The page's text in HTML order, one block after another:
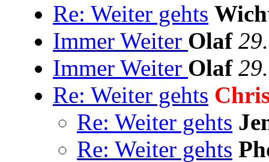
Re: Weiter gehts
Immer Weiter Olaf
Immer Weiter Olaf
Re: Weiter gehts
Re: Weiter gehts
Re: Weiter gehts